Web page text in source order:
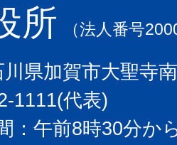
所 （法人番号
県加賀市大聖寺
1111(代表)
：午前8時30分か